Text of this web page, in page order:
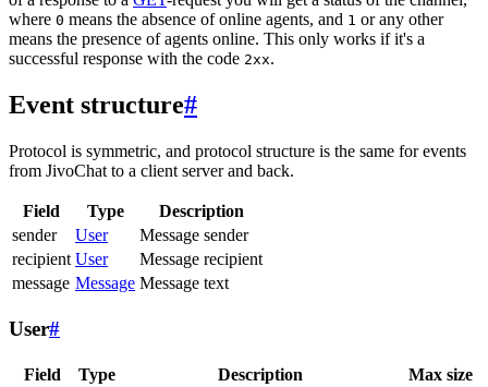
where 0 means the absence of online agents, and 1 or any other
means the presence of agents online. This only works if it's a
successful response with the code 2xx.
Event structure#
Protocol is symmetric, and protocol structure is the same for events
from JivoChat to a client server and back.
Field Type
Description
sender
User
Message sender
recipient User
Message recipient
message Message Message text
User#
Field Type Description Max size